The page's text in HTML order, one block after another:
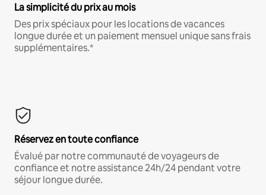
La simplicité du prix au mois
Des prix spéciaux pour les locations de vacances
longue durée et un paiement mensuel unique sans frais
supplémentaires.*
Réservez en toute confiance
Évalué par notre communauté de voyageurs de
confiance et notre assistance 24h/24 pendant votre
séjour longue durée.